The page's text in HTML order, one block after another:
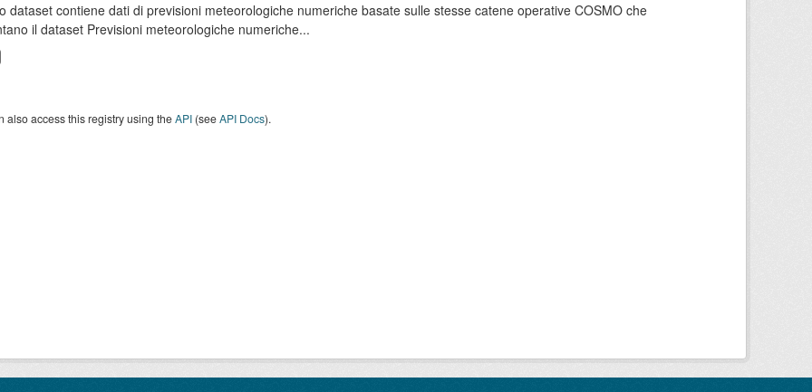
dataset contiene dati di previsioni meteorologiche numeriche basate sulle stesse catene operative COSMO che
il dataset Previsioni meteorologiche numeriche...
also access this registry using theAPI(seeAPI Docs).